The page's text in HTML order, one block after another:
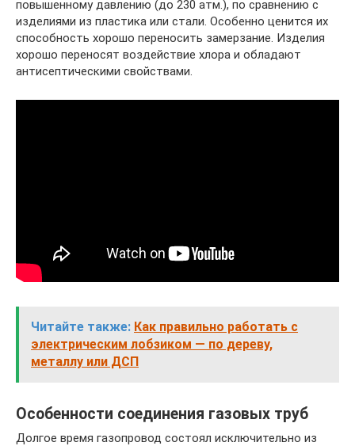
повышенному давлению (до 230 атм.), по сравнению с
изделиями из пластика или стали. Особенно ценится их
способность хорошо переносить замерзание. Изделия
хорошо переносят воздействие хлора и обладают
антисептическими свойствами.
Читайте также: Как правильно работать с
электрическим лобзиком — по дереву,
металлу или ДСП
Особенности соединения газовых труб
Долгое время газопровод состоял исключительно из